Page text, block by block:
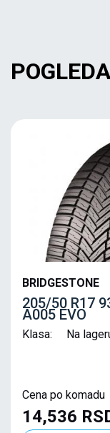
BRIDGESTONE
205/50 R17
A005 EVO
Klasa: Na
Cena po komadu
14,536